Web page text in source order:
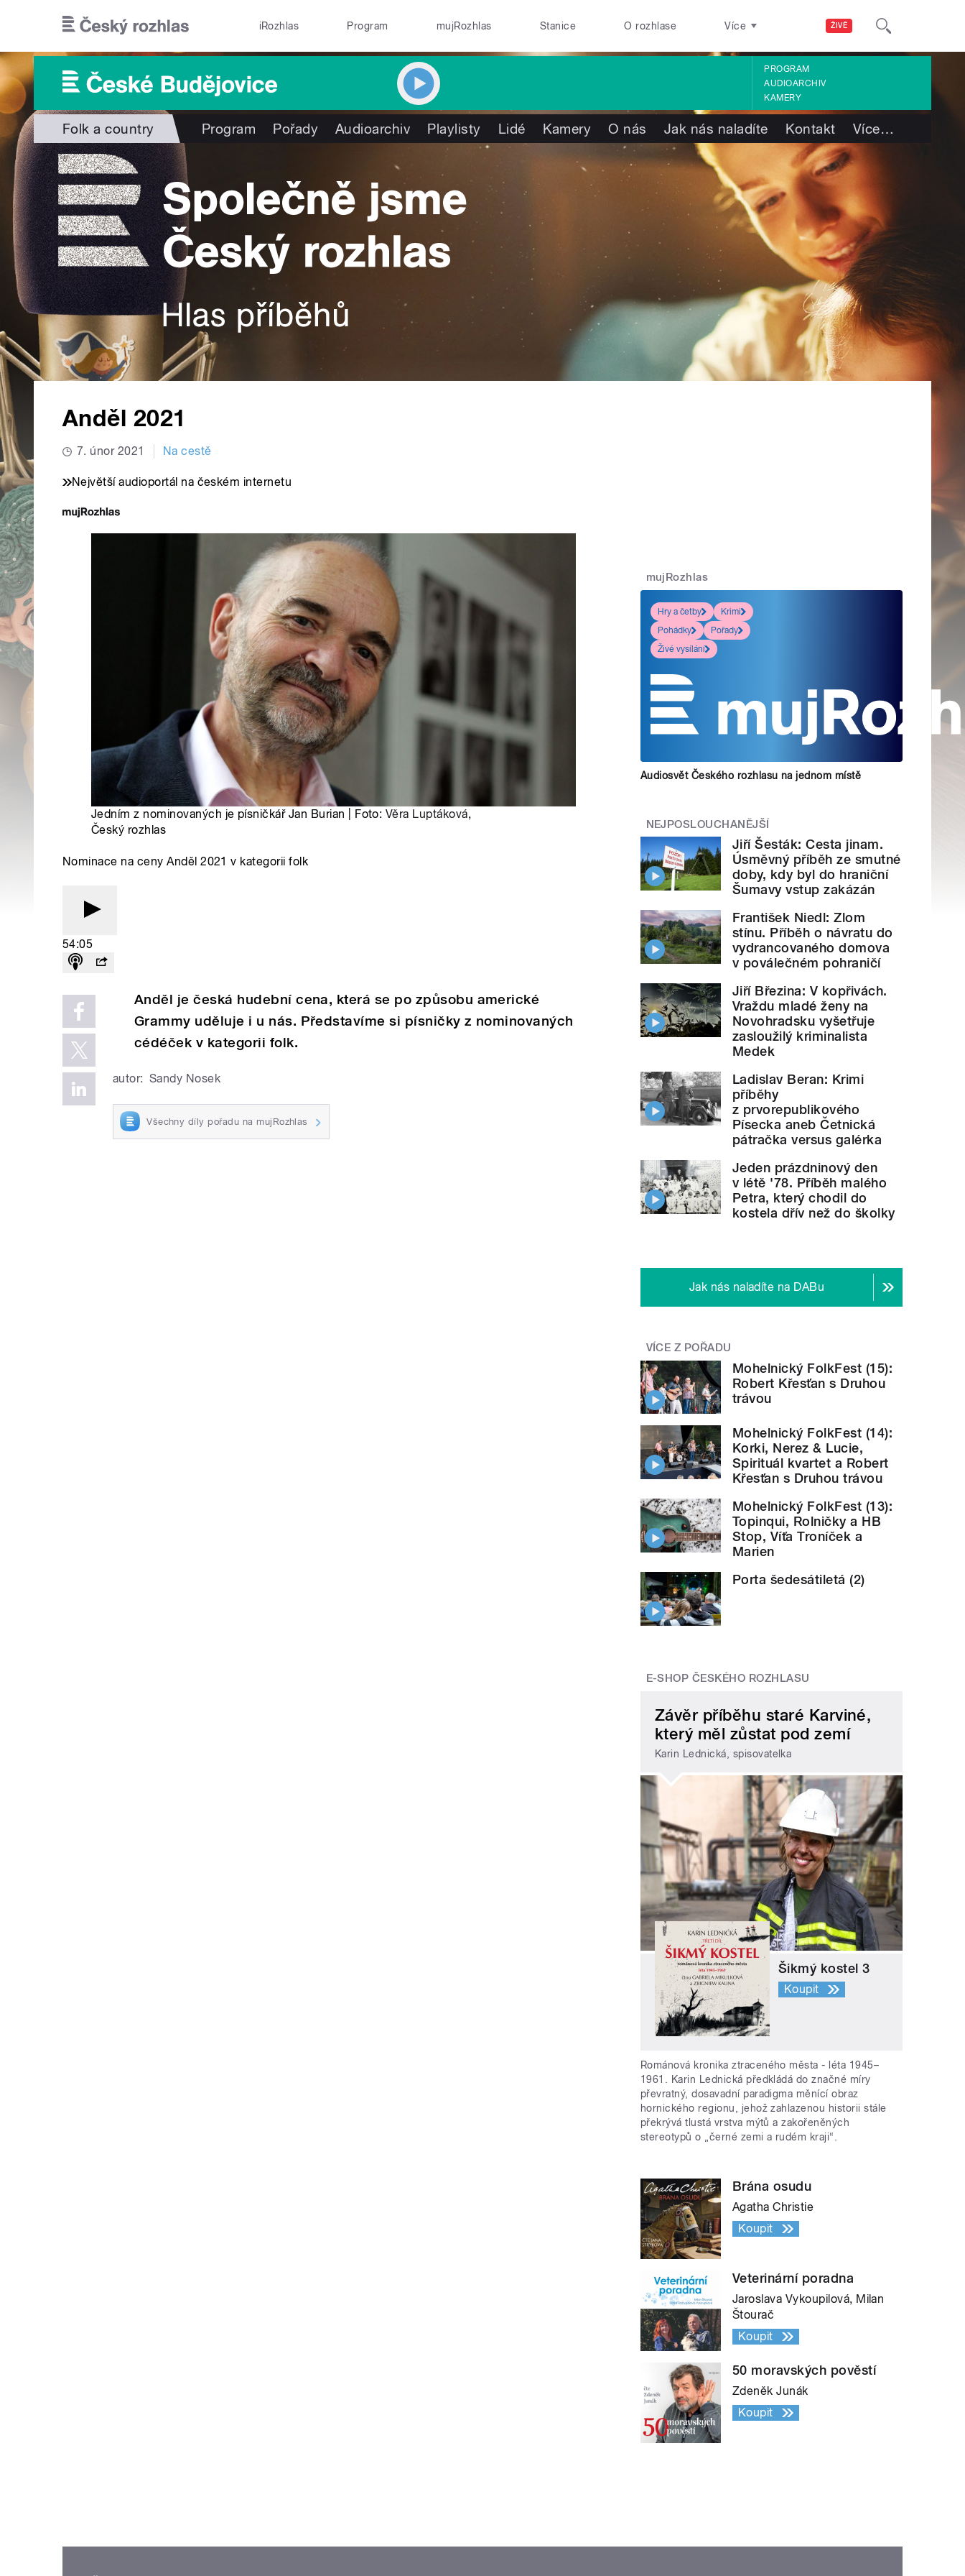
ŽIVĚ
iRozhlas Program mujRozhlas Stanice O rozhlase Více
PROGRAM
AUDIOARCHIV
KAMERY
Folk a country Program Pořady Audioarchiv Playlisty Lidé Kamery O nás Jak nás naladíte Kontakt Více…
Anděl 2021
7. únor 2021 Na cestě
Největší audioportál na českém internetu
Jedním z nominovaných je písničkář Jan Burian | Foto: Věra Luptáková,
Český rozhlas
Nominace na ceny Anděl 2021 v kategorii folk
54:05
Anděl je česká hudební cena, která se po způsobu americké
Grammy uděluje i u nás. Představíme si písničky z nominovaných
cédéček v kategorii folk.
autor: Sandy Nosek
Všechny díly pořadu na mujRozhlas
mujRozhlas
Hry a četby
Krimi
Pohádky
Pořady
Živé vysílání
Audiosvět Českého rozhlasu na jednom místě
NEJPOSLOUCHANĚJŠÍ
Jiří Šesták: Cesta jinam.
Úsměvný příběh ze smutné
doby, kdy byl do hraniční
Šumavy vstup zakázán
František Niedl: Zlom
stínu. Příběh o návratu do
vydrancovaného domova
v poválečném pohraničí
Jiří Březina: V kopřivách.
Vraždu mladé ženy na
Novohradsku vyšetřuje
zasloužilý kriminalista
Medek
Ladislav Beran: Krimi
příběhy
z prvorepublikového
Písecka aneb Četnická
pátračka versus galérka
Jeden prázdninový den
v létě '78. Příběh malého
Petra, který chodil do
kostela dřív než do školky
Jak nás naladíte na DABu
VÍCE Z POŘADU
Mohelnický FolkFest (15):
Robert Křesťan s Druhou
trávou
Mohelnický FolkFest (14):
Korki, Nerez & Lucie,
Spirituál kvartet a Robert
Křesťan s Druhou trávou
Mohelnický FolkFest (13):
Topinqui, Rolničky a HB
Stop, Víťa Troníček a
Marien
Porta šedesátiletá (2)
E-SHOP ČESKÉHO ROZHLASU
Závěr příběhu staré Karviné,
který měl zůstat pod zemí
Karin Lednická, spisovatelka
Šikmý kostel 3
Koupit
Románová kronika ztraceného města - léta 1945–
1961. Karin Lednická předkládá do značné míry
převratný, dosavadní paradigma měnící obraz
hornického regionu, jehož zahlazenou historii stále
překrývá tlustá vrstva mýtů a zakořeněných
stereotypů o „černé zemi a rudém kraji“.
Brána osudu
Agatha Christie
Koupit
Veterinární poradna
Jaroslava Vykoupilová, Milan
Štourač
Koupit
50 moravských pověstí
Zdeněk Junák
Koupit